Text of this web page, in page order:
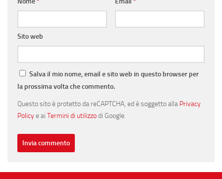
Sito web
Salva il mio nome, email e sito web in questo browser per
la prossima volta che commento.
Questo sito è protetto da reCAPTCHA, ed è soggetto alla Privacy
Policye ai Termini di utilizzodi Google.